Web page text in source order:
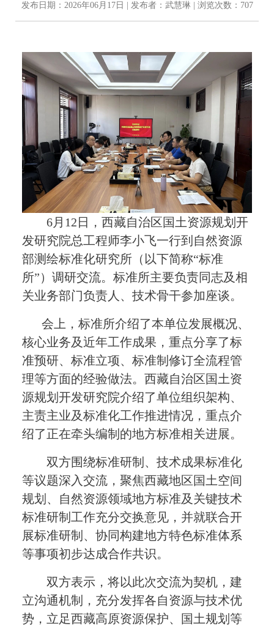
发布日期：2026年06月17日 | 发布者：武慧琳 | 浏览次数：707
6月 12日，西藏自治区国土资源规划开
发研究院总工程师李小飞一行到自然资源
部测绘标准化研究所（以下简称“标准
所”）调研交流。 标准所主要负责同志及相
关业务部门负责人、技术骨干参加座谈。
会上，标准所介绍了本单位发展概况、
核心业务及近年工作成果 ，重点分享了标
准预研、标准立项、标准制修订全流程管
理等方面的经验做法。西藏自治区国土资
源规划开发研究院介绍了单位组织架构、
主责主业及标准化工作推进情况，重点介
绍了正在牵头编制的地方标准相关进展。
双方围绕标准研制 、技术成果标准化
等议题深入交流，聚焦西藏地区国土空间
规划、自然资源领域地方标准及关键技术
标准研制工作充分交换意见，并就联合开
展标准研制、协同构建地方特色标准体系
等事项初步达成合作共识。
双方表示，将以此次交流为契机，建
立沟通机制，充分发挥各自资源与技术优
势 ， 立足西藏高原资源保护、国土规划等